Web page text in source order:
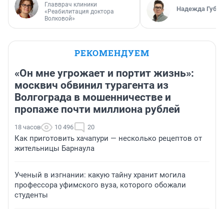
Главврач клиники
«Реабилитация доктора
Волковой»
Надежда
РЕКОМЕНДУЕМ
«Он мне угрожает и портит жизнь»:
москвич обвинил турагента из
Волгограда в мошенничестве и
пропаже почти миллиона рублей
18 часов 10 496 20
Как приготовить хачапури — несколько рецептов от
жительницы Барнаула
Ученый в изгнании: какую тайну хранит могила
профессора уфимского вуза, которого обожали
студенты